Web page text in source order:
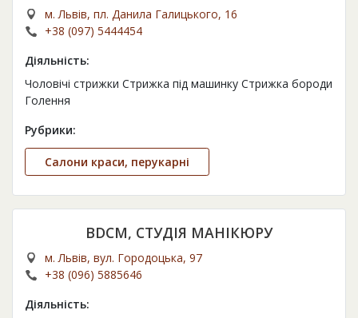
м. Львів, пл. Данила Галицького, 16
+38 (097) 5444454
Діяльність:
Чоловічі стрижки Стрижка під машинку Стрижка бороди
Голення
Рубрики:
Салони краси, перукарні
BDCM, СТУДІЯ МАНІКЮРУ
м. Львів, вул. Городоцька, 97
+38 (096) 5885646
Діяльність: